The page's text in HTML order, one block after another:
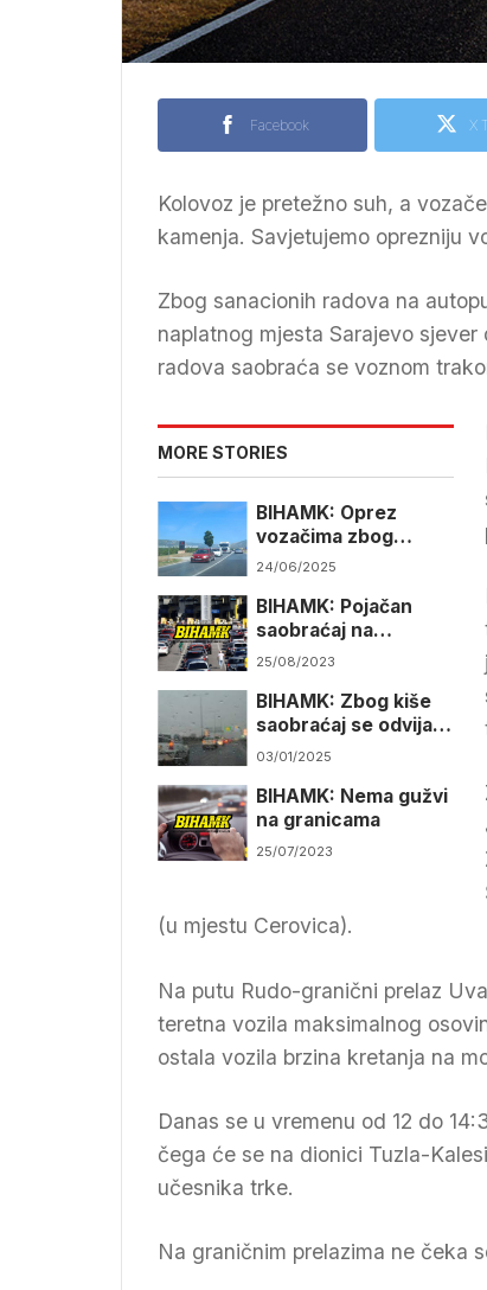
Facebook X
Kolovoz je pretežno suh, a
kamenja. Savjetujemo oprezniju
Zbog sanacionih radova na
naplatnog mjesta Sarajevo
radova saobraća se voznom
MORE STORIES
BIHAMK: Oprez
vozačima zbog
vremenskih uslova
24/06/2025
BIHAMK: Pojačan
saobraćaj na
graničnim prelazima
25/08/2023
BIHAMK: Zbog kiše
saobraćaj se odvija
usporeno
03/01/2025
BIHAMK: Nema gužvi
na granicama
25/07/2023
(u mjestu Cerovica).
Na putu Rudo-granični prelaz
teretna vozila maksimalnog
ostala vozila brzina kretanja na
Danas se u vremenu od 12 do
čega će se na dionici Tuzla-
učesnika trke.
Na graničnim prelazima ne čeka